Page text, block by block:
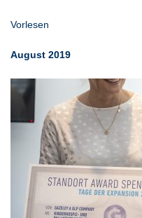
Vorlesen
August 2019